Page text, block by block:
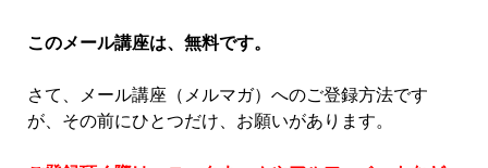
このメール講座は、無料です。
さて、メール講座（メルマガ）へのご登録方法です
が、その前にひとつだけ、お願いがあります。